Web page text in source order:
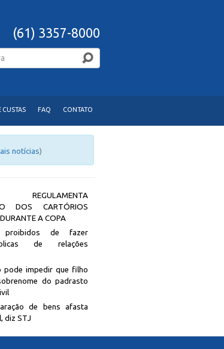
(61) 3357-8000
CUSTAS FAQ CONTATO
notícias)
DOS CARTÓRIOS
A COPA
proibidos de fazer
de relações
pode impedir que filho
do padrasto
de bens afasta
diz STJ